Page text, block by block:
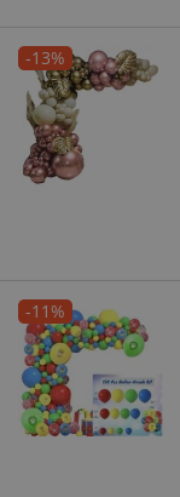
-13%
-11%